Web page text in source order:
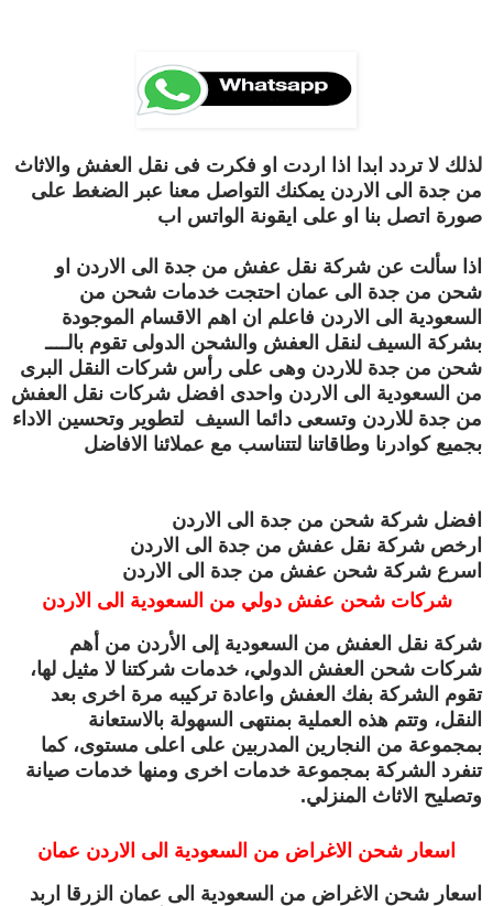
لذلك لا تردد ابدا اذا اردت او فكرت فى نقل العفش والاثاث
من جدة الى الاردن يمكنك التواصل معنا عبر الضغط على
صورة اتصل بنا او على ايقونة الواتس اب
اذا سألت عن شركة نقل عفش من جدة الى الاردن او
شحن من جدة الى عمان احتجت خدمات شحن من
السعودية الى الاردن فاعلم ان اهم الاقسام الموجودة
بشركة السيف لنقل العفش والشحن الدولى تقوم بالــــ
شحن من جدة للاردن وهى على رأس شركات النقل البرى
من السعودية الى الاردن واحدى افضل شركات نقل العفش
من جدة للاردن وتسعى دائما السيف لتطوير وتحسين الاداء
بجميع كوادرنا وطاقاتنا لتتناسب مع عملائنا الافاضل
افضل شركة شحن من جدة الى الاردن
ارخص شركة نقل عفش من جدة الى الاردن
اسرع شركة شحن عفش من جدة الى الاردن
شركات شحن عفش دولي من السعودية الى الاردن
شركة نقل العفش من السعودية إلى الأردن من أهم
شركات شحن العفش الدولي، خدمات شركتنا لا مثيل لها،
تقوم الشركة بفك العفش واعادة تركيبه مرة اخرى بعد
النقل، وتتم هذه العملية بمنتهى السهولة بالاستعانة
بمجموعة من النجارين المدربين على اعلى مستوى، كما
تنفرد الشركة بمجموعة خدمات اخرى ومنها خدمات صيانة
وتصليح الاثاث المنزلي.
اسعار شحن الاغراض من السعودية الى الاردن عمان
اسعار شحن الاغراض من السعودية الى عمان الزرقا اربد